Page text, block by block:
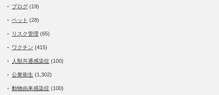
ブログ (19)
ペット (28)
リスク管理 (65)
ワクチン (415)
人獣共通感染症 (100)
公衆衛生 (1,302)
動物由来感染症 (100)